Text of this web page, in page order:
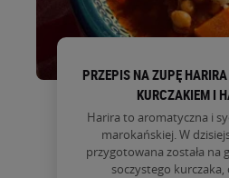
PRZEPIS NA ZUPĘ
KURCZAKIEM I
Harira to aromatyczna i
marokańskiej. W
przygotowana została na
soczystego kurczaka,